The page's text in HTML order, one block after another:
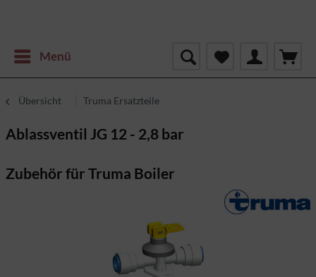
Menü
Übersicht Truma Ersatzteile
Ablassventil JG 12 - 2,8 bar
Zubehör für Truma Boiler